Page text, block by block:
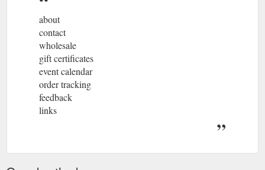
about
contact
wholesale
gift certificates
event calendar
order tracking
feedback
links